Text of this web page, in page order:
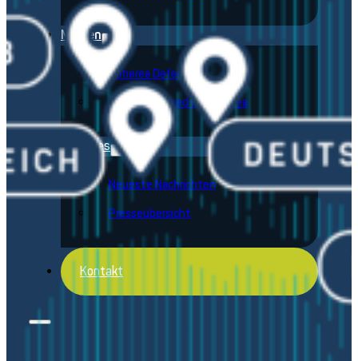
Marken
Spherea Defense
Averna Powered by Spherea
Aktuelles
Neueste Nachrichten
Presseübersicht
Kontakt